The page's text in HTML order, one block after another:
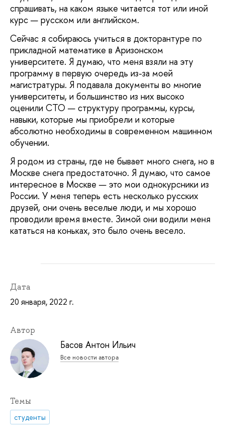
спрашивать, на каком языке читается тот или иной
курс — русском или английском.
Сейчас я собираюсь учиться в докторантуре по
прикладной математике в Аризонском
университете. Я думаю, что меня взяли на эту
программу в первую очередь из-за моей
магистратуры. Я подавала документы во многие
университеты, и большинство из них высоко
оценили СТО — структуру программы, курсы,
навыки, которые мы приобрели и которые
абсолютно необходимы в современном машинном
обучении.
Я родом из страны, где не бывает много снега, но в
Москве снега предостаточно. Я думаю, что самое
интересное в Москве — это мои однокурсники из
России. У меня теперь есть несколько русских
друзей, они очень веселые люди, и мы хорошо
проводили время вместе. Зимой они водили меня
кататься на коньках, это было очень весело.
Дата
20 января, 2022 г.
Автор
Басов Антон Ильич
Все новости автора
Темы
студенты